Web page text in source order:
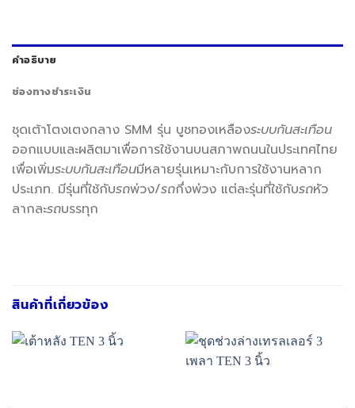
คำอธิบาย
ช่องทางชำระเงิน
ชุดเต้าโตงเตงกลาง SMM รุ่น บูชทองเหลืองระบบกันสะเทือน
ออกแบบและผลิตมาเพื่อการใช้งานบนสภาพถนนในประเทศไทย
เพื่อเพิ่มระบบกันสะเทือนมีหลายรุ่นเหมาะกับการใช้งานหลาก
ประเภท. มีรุ่นที่ใช้กับรถพ่วง/รถกึ่งพ่วง แต่ละรุ่นที่ใช้กับรถหัว
ลากละรถบรรทุก
สินค้าที่เกี่ยวข้อง